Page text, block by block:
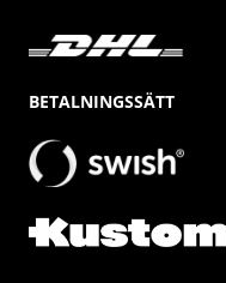
BETALNINGSSÄTT